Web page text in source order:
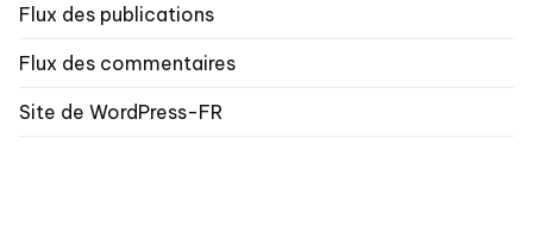
Flux des publications
Flux des commentaires
Site de WordPress-FR